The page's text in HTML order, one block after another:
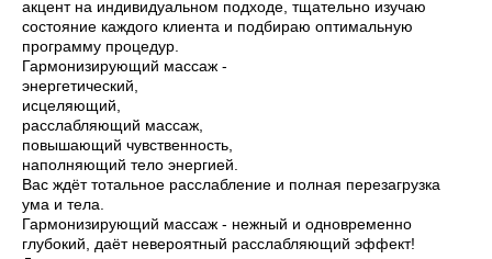
акцент на индивидуальном подходе, тщательно изучаю
состояние каждого клиента и подбираю оптимальную
программу процедур.
Гармонизирующий массаж -
энергетический,
исцеляющий,
расслабляющий массаж,
повышающий чувственность,
наполняющий тело энергией.
Вас ждёт тотальное расслабление и полная перезагрузка
ума и тела.
Гармонизирующий массаж - нежный и одновременно
глубокий, даёт невероятный расслабляющий эффект!